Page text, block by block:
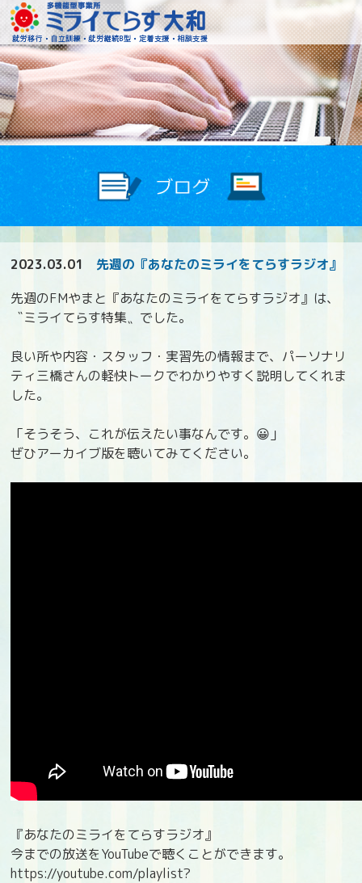
障がいをお持ちの方へ
2023.03.01
先週の『あなたのミライをてらすラジオ』
先週のFMやまと『あなたのミライをてらすラジオ』は、
〝ミライてらす特集〟でした。
良い所や内容・スタッフ・実習先の情報まで、パーソナリ
ティ三橋さんの軽快トークでわかりやすく説明してくれま
した。
「そうそう、これが伝えたい事なんです。😀」
ぜひアーカイブ版を聴いてみてください。
『あなたのミライをてらすラジオ』
今までの放送をYouTubeで聴くことができます。
https://youtube.com/playlist?